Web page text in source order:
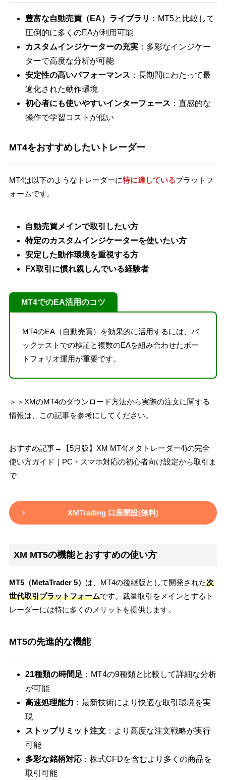
豊富な自動売買（EA）ライブラリ ：MT5と比較して
圧倒的に多くのEAが利用可能
カスタムインジケーターの充実：多彩なインジケー
ターで高度な分析が可能
安定性の高いパフォーマンス ：長期間にわたって最
適化された動作環境
初心者にも使いやすいインターフェース ：直感的な
操作で学習コストが低い
MT4をおすすめしたいトレーダー
MT4は以下のようなトレーダーに特に適しているプラットフ
ォームです。
自動売買メインで取引したい方
特定のカスタムインジケーターを使いたい方
安定した動作環境を重視する方
FX取引に慣れ親しんでいる経験者
MT4でのEA活用のコツ
MT4のEA（自動売買）を効果的に活用するには、バ
ックテストでの検証と複数のEAを組み合わせたポー
トフォリオ運用が重要です。
＞＞XMのMT4のダウンロード方法から実際の注文に関する
情報は、この記事を参考にしてください。
おすすめ記事→【5月版】XM MT4(メタトレーダー4)の完全
使い方ガイド｜PC・スマホ対応の初心者向け設定から取引ま
で
XMTrading 口座開設(無料)
XM MT5の機能とおすすめの使い方
MT5（MetaTrader 5） は、MT4の後継版として開発された次
世代取引プラットフォームです。裁量取引をメインとするト
レーダーには特に多くのメリットを提供します。
MT5の先進的な機能
21種類の時間足 ：MT4の9種類と比較して詳細な分析
が可能
高速処理能力 ：最新技術により快適な取引環境を実
現
ストップリミット注文：より高度な注文戦略が実行
可能
多彩な銘柄対応：株式CFDを含むより多くの商品を
取引可能